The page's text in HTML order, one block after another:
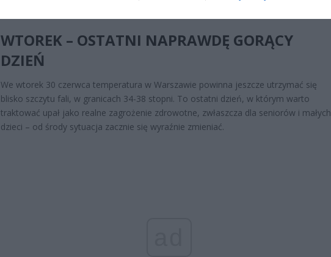
WTOREK – OSTATNI NAPRAWDĘ GORĄCY
DZIEŃ
We wtorek 30 czerwca temperatura w Warszawie powinna jeszcze utrzymać się
blisko szczytu fali, w granicach 34-38 stopni. To ostatni dzień, w którym warto
traktować upał jako realne zagrożenie zdrowotne, zwłaszcza dla seniorów i małych
dzieci – od środy sytuacja zacznie się wyraźnie zmieniać.